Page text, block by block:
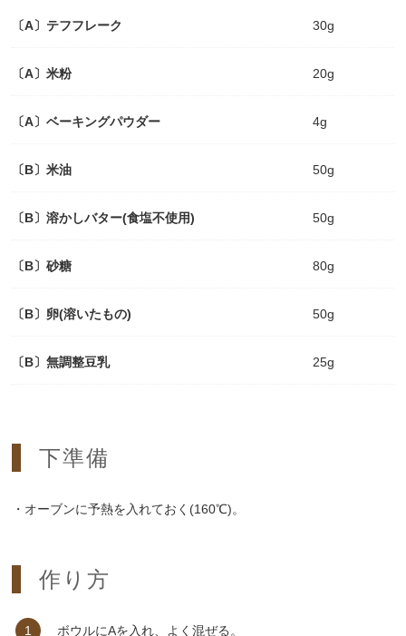
〔A〕テフフレーク 30g
〔A〕米粉 20g
〔A〕ベーキングパウダー 4g
〔B〕米油 50g
〔B〕溶かしバター(食塩不使用) 50g
〔B〕砂糖 80g
〔B〕卵(溶いたもの) 50g
〔B〕無調整豆乳 25g
下準備
・オーブンに予熱を入れておく(160℃)。
作り方
ボウルにAを入れ、よく混ぜる。